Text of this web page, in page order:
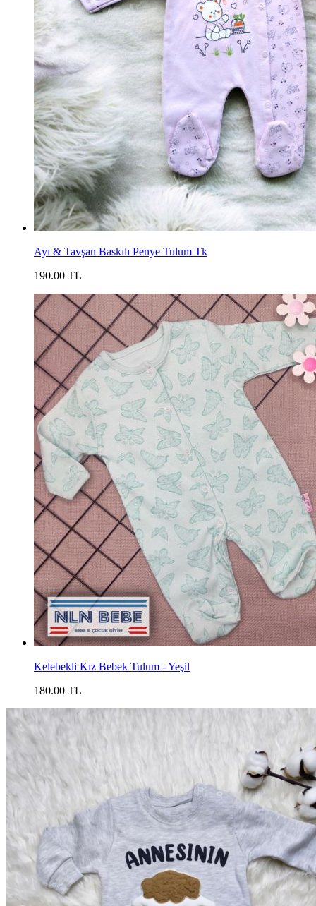
Ayı & Tavşan Baskılı Penye Tulum Tk
190.00 TL
Kelebekli Kız Bebek Tulum - Yeşil
180.00 TL